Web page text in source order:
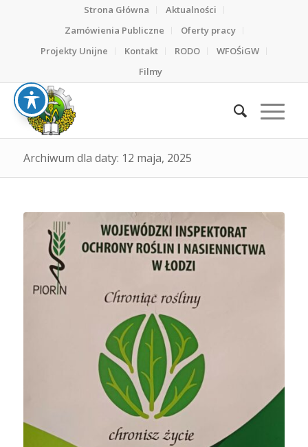
Strona Główna
Aktualności
Zamówienia Publiczne
Oferty pracy
Projekty Unijne
Kontakt RODO
WFOŚiGW
Filmy
Archiwum dla daty: 12 maja, 2025